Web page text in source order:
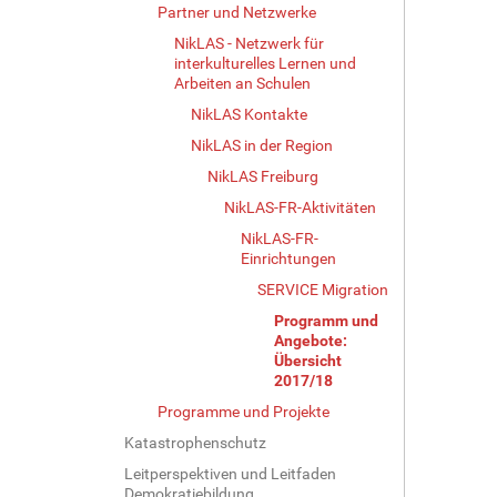
Partner und Netzwerke
NikLAS - Netzwerk für
interkulturelles Lernen und
Arbeiten an Schulen
NikLAS Kontakte
NikLAS in der Region
NikLAS Freiburg
NikLAS-FR-Aktivitäten
NikLAS-FR-
Einrichtungen
SERVICE Migration
Programm und
Angebote:
Übersicht
2017/18
Programme und Projekte
Katastrophenschutz
Leitperspektiven und Leitfaden
Demokratiebildung